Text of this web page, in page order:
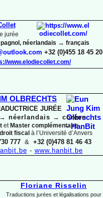
jurée
néerlandais → français
+32 (0)455 18 45 20
www.elodiecollet.com/
OLBRECHTS
JURÉE
→ néerlandais → coréen
etMaster complémentaire
fiscal à l’Université d’Anvers
777& +32 (0)478 81 46 43
- www.hanbit.be
Floriane Risselin
Traductions jurées et légalisations pour